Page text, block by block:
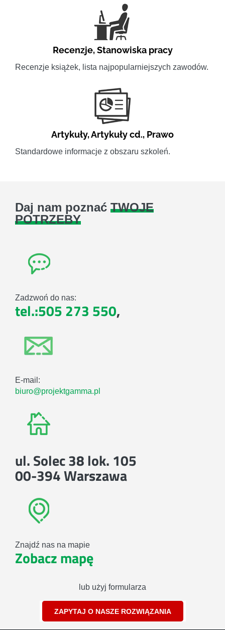
Recenzje,Stanowiska pracy
Recenzje książek, lista najpopularniejszych zawodów.
Artykuły,Artykuły cd., Prawo
Standardowe informacje z obszaru szkoleń.
Daj nam poznać TWOJE
POTRZEBY
Zadzwoń do nas:
tel.:505 273 550,
E-mail:
biuro@projektgamma.pl
ul. Solec 38 lok. 105
00-394 Warszawa
Znajdź nas na mapie
Zobacz mapę
lub użyj formularza
ZAPYTAJ O NASZE ROZWIĄZANIA